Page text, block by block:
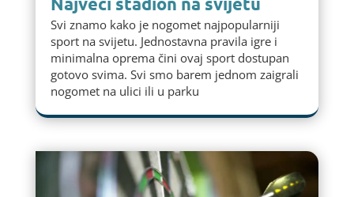
Svi znamo kako je nogomet najpopularniji
sport na svijetu. Jednostavna pravila igre i
minimalna oprema čini ovaj sport dostupan
gotovo svima. Svi smo barem jednom zaigrali
nogomet na ulici ili u parku